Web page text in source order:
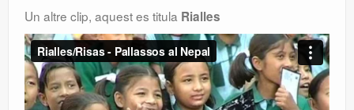
Un altre clip, aquest es titula Rialles